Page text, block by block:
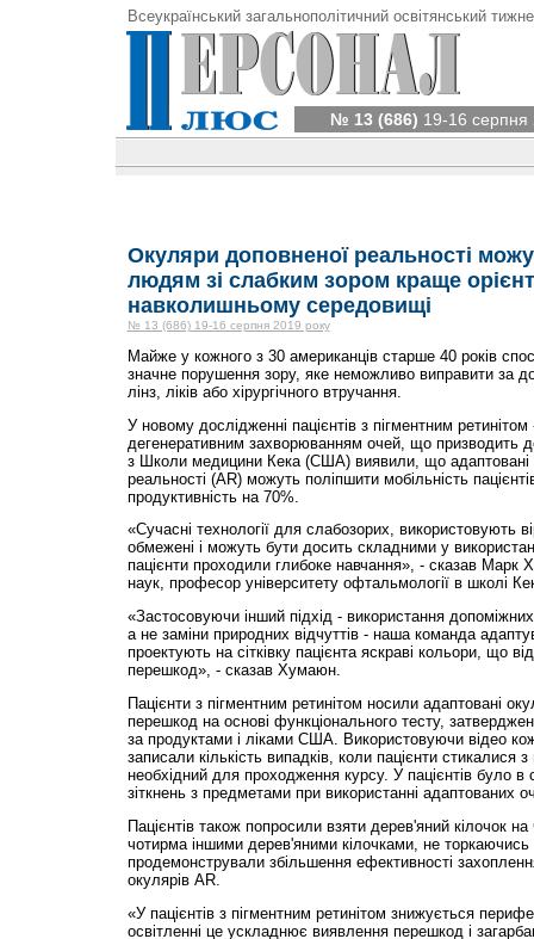
Всеукраїнський загальнополітичний освітянський
№ 13 (686) 19-16 серпня
Окуляри доповненої реальності
людям зі слабким зором краще
навколишньому середовищі
№ 13 (686) 19-16 серпня 2019 року
Майже у кожного з 30 американців старше 40 років
значне порушення зору, яке неможливо виправити за
лінз, ліків або хірургічного втручання.
У новому дослідженні пацієнтів з пігментним
дегенеративним захворюванням очей, що призводить
з Школи медицини Кека (США) виявили, що адаптовані
реальності (AR) можуть поліпшити мобільність
продуктивність на 70%.
«Сучасні технології для слабозорих, використовують
обмежені і можуть бути досить складними у
пацієнти проходили глибоке навчання», - сказав
наук, професор університету офтальмології в школі
«Застосовуючи інший підхід - використання
а не заміни природних відчуттів - наша команда
проектують на сітківку пацієнта яскраві кольори, що
перешкод», - сказав Хумаюн.
Пацієнти з пігментним ретинітом носили адаптовані
перешкод на основі функціонального тесту,
за продуктами і ліками США. Використовуючи відео
записали кількість випадків, коли пацієнти
необхідний для проходження курсу. У пацієнтів було
зіткнень з предметами при використанні адаптованих
Пацієнтів також попросили взяти дерев'яний кілочок
чотирма іншими дерев'яними кілочками, не торкаючись
продемонстрували збільшення ефективності
окулярів AR.
«У пацієнтів з пігментним ретинітом знижується
освітленні це ускладнює виявлення перешкод і